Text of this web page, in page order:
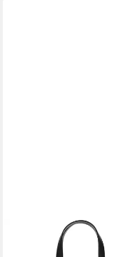
Handtasche Riva Terese